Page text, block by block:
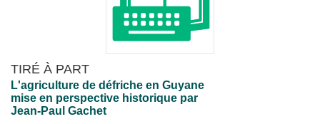
TIRÉ À PART
L'agriculture de défriche en Guyane
mise en perspective historique par
Jean-Paul Gachet